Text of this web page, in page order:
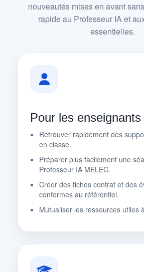
nouveautés mises en avant
rapide au Professeur IA et
essentielles.
Pour les enseignants
Retrouver rapidement des
en classe.
Préparer plus facilement une
Professeur IA MELEC.
Créer des fiches contrat et des
conformes au référentiel.
Mutualiser les ressources utiles